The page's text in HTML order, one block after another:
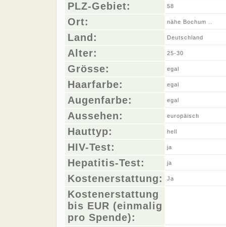
PLZ-Gebiet: 58
Ort: nähe Bochum ..
Land: Deutschland
Alter: 25-30
Grösse: egal
Haarfarbe: egal
Augenfarbe: egal
Aussehen: europäisch
Hauttyp: hell
HIV-Test: ja
Hepatitis-Test: ja
Kostenerstattung: Ja
Kostenerstattung
bis EUR (einmalig
pro Spende):